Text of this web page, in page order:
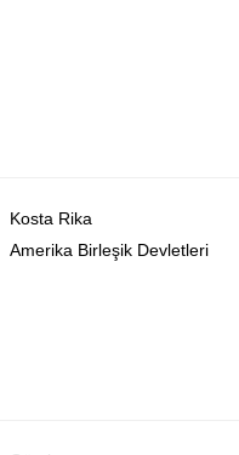
Kosta Rika
Amerika Birleşik Devletleri